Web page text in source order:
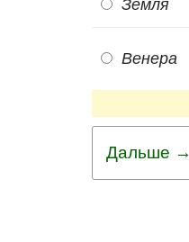
Земля
Венера
Дальше →